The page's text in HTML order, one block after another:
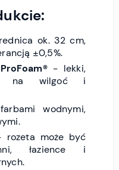
ok. 32 cm,
±0,5%.
ProFoam® - lekki,
na wilgoć i
wodnymi,
rozeta może być
łazience i